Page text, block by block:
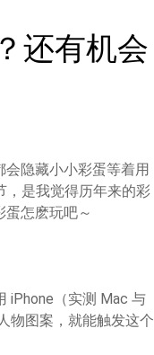
还有机会
隐藏小小彩蛋等着用
，是我觉得历年来的彩
怎麽玩吧～
iPhone（实测 Mac 与
物图案，就能触发这个